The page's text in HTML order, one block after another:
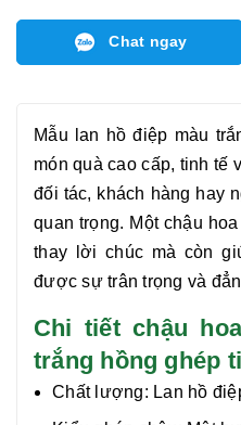
Chat ngay
Mẫu lan hồ điệp màu
món quà cao cấp, tinh tế
đối tác, khách hàng hay
quan trọng. Một chậu hoa
thay lời chúc mà còn
được sự trân trọng và
Chi tiết chậu
trắng hồng ghép
Chất lượng: Lan hồ